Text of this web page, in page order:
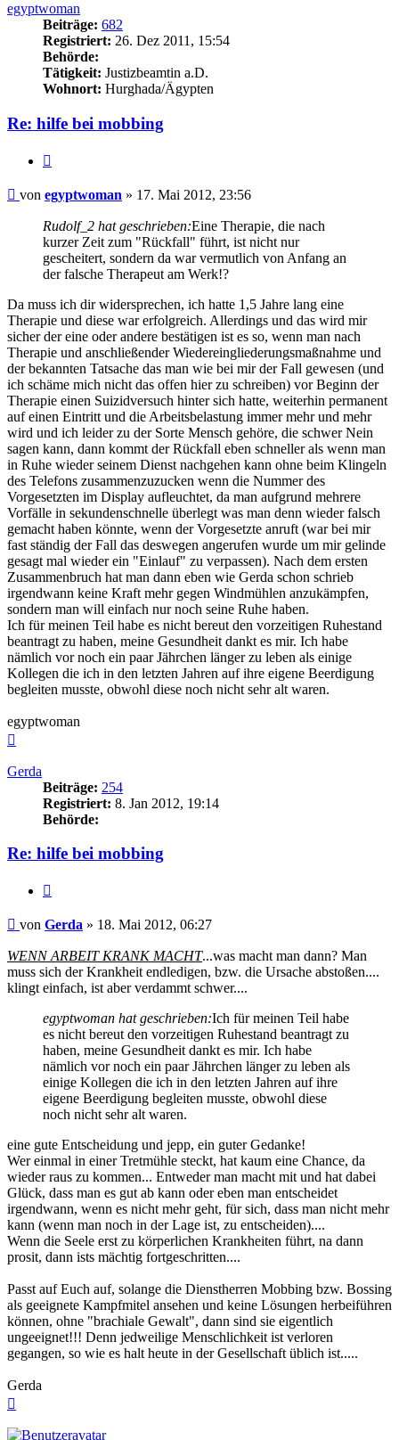
egyptwoman
Beiträge: 682
Registriert: 26. Dez 2011, 15:54
Behörde:
Tätigkeit: Justizbeamtin a.D.
Wohnort: Hurghada/Ägypten
Re: hilfe bei mobbing
Beitrag
von egyptwoman » 17. Mai 2012, 23:56
Rudolf_2 hat geschrieben:Eine Therapie, die nach
kurzer Zeit zum "Rückfall" führt, ist nicht nur
gescheitert, sondern da war vermutlich von Anfang an
der falsche Therapeut am Werk!?
Da muss ich dir widersprechen, ich hatte 1,5 Jahre lang eine
Therapie und diese war erfolgreich. Allerdings und das wird mir
sicher der eine oder andere bestätigen ist es so, wenn man nach
Therapie und anschließender Wiedereingliederungsmaßnahme und
der bekannten Tatsache das man wie bei mir der Fall gewesen (und
ich schäme mich nicht das offen hier zu schreiben) vor Beginn der
Therapie einen Suizidversuch hinter sich hatte, weiterhin permanent
auf einen Eintritt und die Arbeitsbelastung immer mehr und mehr
wird und ich leider zu der Sorte Mensch gehöre, die schwer Nein
sagen kann, dann kommt der Rückfall eben schneller als wenn man
in Ruhe wieder seinem Dienst nachgehen kann ohne beim Klingeln
des Telefons zusammenzuzucken wenn die Nummer des
Vorgesetzten im Display aufleuchtet, da man aufgrund mehrere
Vorfälle in sekundenschnelle überlegt was man denn wieder falsch
gemacht haben könnte, wenn der Vorgesetzte anruft (war bei mir
fast ständig der Fall das deswegen angerufen wurde um mir gelinde
gesagt mal wieder ein "Einlauf" zu verpassen). Nach dem ersten
Zusammenbruch hat man dann eben wie Gerda schon schrieb
irgendwann keine Kraft mehr gegen Windmühlen anzukämpfen,
sondern man will einfach nur noch seine Ruhe haben.
Ich für meinen Teil habe es nicht bereut den vorzeitigen Ruhestand
beantragt zu haben, meine Gesundheit dankt es mir. Ich habe
nämlich vor noch ein paar Jährchen länger zu leben als einige
Kollegen die ich in den letzten Jahren auf ihre eigene Beerdigung
begleiten musste, obwohl diese noch nicht sehr alt waren.
egyptwoman
Gerda
Beiträge: 254
Registriert: 8. Jan 2012, 19:14
Behörde:
Re: hilfe bei mobbing
Beitrag
von Gerda » 18. Mai 2012, 06:27
WENN ARBEIT KRANK MACHT...was macht man dann? Man
muss sich der Krankheit endledigen, bzw. die Ursache abstoßen....
klingt einfach, ist aber verdammt schwer....
egyptwoman hat geschrieben:Ich für meinen Teil habe
es nicht bereut den vorzeitigen Ruhestand beantragt zu
haben, meine Gesundheit dankt es mir. Ich habe
nämlich vor noch ein paar Jährchen länger zu leben als
einige Kollegen die ich in den letzten Jahren auf ihre
eigene Beerdigung begleiten musste, obwohl diese
noch nicht sehr alt waren.
eine gute Entscheidung und jepp, ein guter Gedanke!
Wer einmal in einer Tretmühle steckt, hat kaum eine Chance, da
wieder raus zu kommen... Entweder man macht mit und hat dabei
Glück, dass man es gut ab kann oder eben man entscheidet
irgendwann, wenn es nicht mehr geht, für sich, dass man nicht mehr
kann (wenn man noch in der Lage ist, zu entscheiden)....
Wenn die Seele erst zu körperlichen Krankheiten führt, na dann
prosit, dann ists mächtig fortgeschritten....
Passt auf Euch auf, solange die Dienstherren Mobbing bzw. Bossing
als geeignete Kampfmitel ansehen und keine Lösungen herbeiführen
können, ohne "brachiale Gewalt", dann sind sie eigentlich
ungeeignet!!! Denn jedweilige Menschlichkeit ist verloren
gegangen, so wie es halt heute in der Gesellschaft üblich ist.....
Gerda